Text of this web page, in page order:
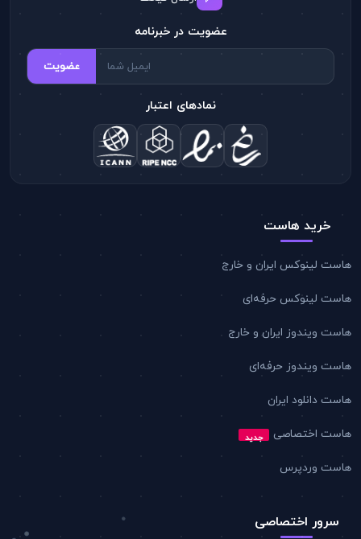
خرید هاست
هاست لینوکس ایران و خارج
هاست لینوکس حرفه‌ای
هاست ویندوز ایران و خارج
هاست ویندوز حرفه‌ای
هاست دانلود ایران
هاست اختصاصی جدید
هاست وردپرس
سرور اختصاصی
عضویت در خبرنامه
عضویت
نمادهای اعتبار